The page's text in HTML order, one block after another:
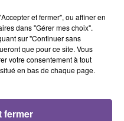
et en respectant les
à la gestion du
propreté du magasin.
minimum dans la vente
: 170JXMX
et fermer", ou affiner en
dans "Gérer mes choix".
sur "Continuer sans
que pour ce site. Vous
votre consentement à tout
en bas de chaque page.
fermer